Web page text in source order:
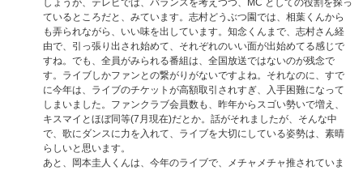
しょうが、テレビでは、バランスを考えつつ、MC としての役割を探っ
ているところだと、みています。志村どうぶつ園では、相葉くんから
も弄られながら、いい味を出しています。知念くんまで、志村さん経
由で、引っ張り出され始めて、それぞれのいい面が出始めてる感じで
すね。でも、全員がみられる番組は、全国放送ではないのが残念で
す。ライブしかファンとの繋がりがないですよね。それなのに、すで
に今年は、ライブのチケットが高額取引されすぎ、入手困難になって
しまいました。ファンクラブ会員数も、昨年からスゴい勢いで増え、
キスマイとほぼ同等(7月現在)だとか。話がそれましたが、そんな中
で、歌にダンスに力を入れて、ライブを大切にしている姿勢は、素晴
らしいと思います。
あと、岡本圭人くんは、今年のライブで、メチャメチャ推されていま